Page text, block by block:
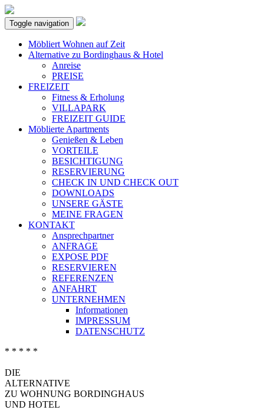
Toggle navigation
Möbliert Wohnen auf Zeit
Alternative zu Bordinghaus & Hotel
Anreise
PREISE
FREIZEIT
Fitness & Erholung
VILLAPARK
FREIZEIT GUIDE
Möblierte Apartments
Genießen & Leben
VORTEILE
BESICHTIGUNG
RESERVIERUNG
CHECK IN UND CHECK OUT
DOWNLOADS
UNSERE GÄSTE
MEINE FRAGEN
KONTAKT
Ansprechpartner
ANFRAGE
EXPOSE PDF
RESERVIEREN
REFERENZEN
ANFAHRT
UNTERNEHMEN
Informationen
IMPRESSUM
DATENSCHUTZ
* * * * *
DIE
ALTERNATIVE
ZU WOHNUNG BORDINGHAUS
UND HOTEL